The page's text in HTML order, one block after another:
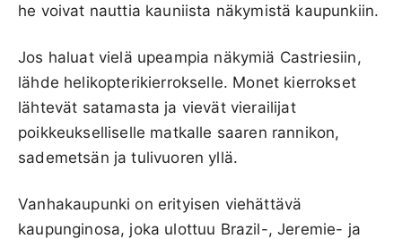
he voivat nauttia kauniista näkymistä kaupunkiin.
Jos haluat vielä upeampia näkymiä Castriesiin,
lähde helikopterikierrokselle. Monet kierrokset
lähtevät satamasta ja vievät vierailijat
poikkeukselliselle matkalle saaren rannikon,
sademetsän ja tulivuoren yllä.
Vanhakaupunki on erityisen viehättävä
kaupunginosa, joka ulottuu Brazil-, Jeremie- ja